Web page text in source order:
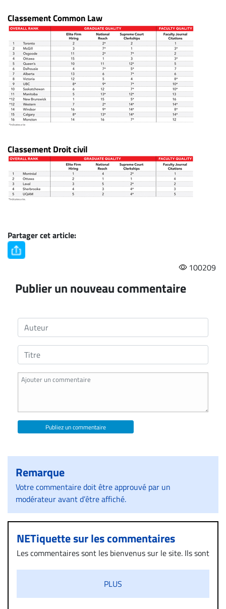
FAQ
Politique de
confidentialité
Classement Common Law
Classement Droit civil
Partager cet article:
100209
Publier un nouveau commentaire
Publiez un commentaire
Remarque
Votre commentaire doit être approuvé par un
modérateur avant d’être affiché.
NETiquette sur les commentaires
Les commentaires sont les bienvenus sur le site. Ils sont
diffamatoire. Si malgré cette politique de modération,
un commentaire publié sur le site vous dérange, prenez
PLUS